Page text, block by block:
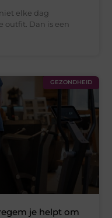
elke dag
outfit. Dan is een
GEZONDHEID
je helpt om